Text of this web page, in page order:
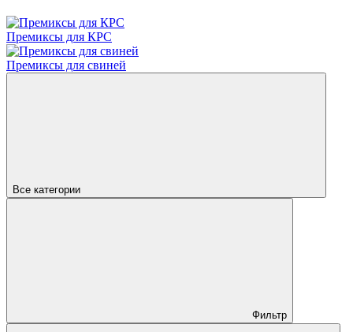
Премиксы для КРС
Премиксы для свиней
Все категории
Фильтр